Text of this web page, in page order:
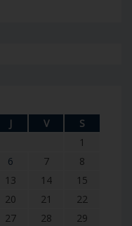
J V
S
1
6 7
8
13 14
15
20 21
22
27 28
29